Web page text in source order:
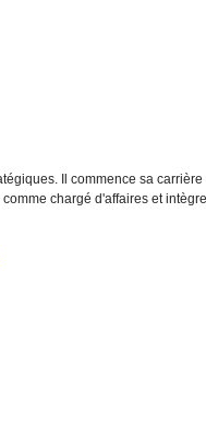
Il commence sa
chargé d'affaires et